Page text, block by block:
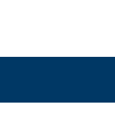
a letter together with a